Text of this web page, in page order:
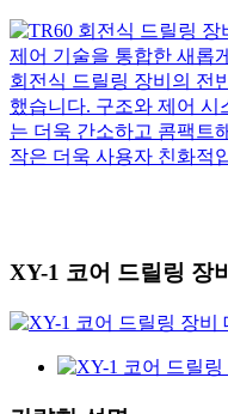
XY-1 코어 드릴링 장비